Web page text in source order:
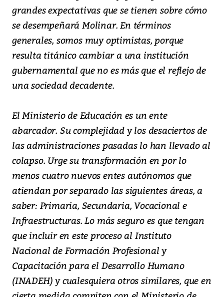
grandes expectativas que se tienen sobre cómo
se desempeñará Molinar. En términos
generales, somos muy optimistas, porque
resulta titánico cambiar a una institución
gubernamental que no es más que el reflejo de
una sociedad decadente.
El Ministerio de Educación es un ente
abarcador. Su complejidad y los desaciertos de
las administraciones pasadas lo han llevado al
colapso. Urge su transformación en por lo
menos cuatro nuevos entes autónomos que
atiendan por separado las siguientes áreas, a
saber: Primaria, Secundaria, Vocacional e
Infraestructuras. Lo más seguro es que tengan
que incluir en este proceso al Instituto
Nacional de Formación Profesional y
Capacitación para el Desarrollo Humano
(INADEH) y cualesquiera otros similares, que en